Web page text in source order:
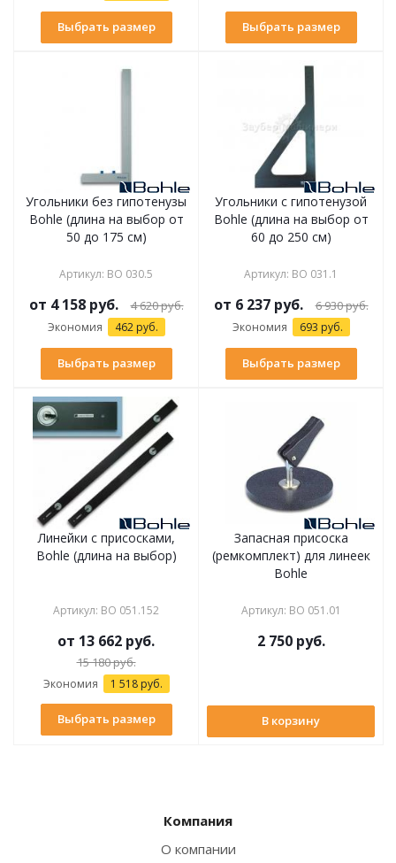
Выбрать размер Выбрать размер
Угольники без гипотенузы
Bohle (длина на выбор от
50 до 175 см)
Артикул: BO 030.5
от 4 158 руб. 4 620 руб.
Экономия 462 руб.
Выбрать размер
Угольники с гипотенузой
Bohle (длина на выбор от
60 до 250 см)
Артикул: BO 031.1
от 6 237 руб. 6 930 руб.
Экономия 693 руб.
Выбрать размер
Линейки с присосками,
Bohle (длина на выбор)
Артикул: BO 051.152
от 13 662 руб.
15 180 руб.
Экономия 1 518 руб.
Выбрать размер
Запасная присоска
(ремкомплект) для линеек
Bohle
Артикул: BO 051.01
2 750руб.
В корзину
Компания
О компании